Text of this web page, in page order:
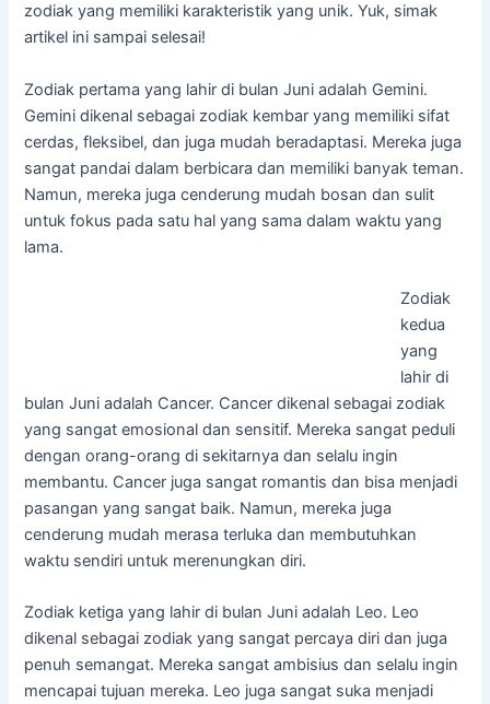
zodiak yang memiliki karakteristik yang unik. Yuk, simak
artikel ini sampai selesai!
Zodiak pertama yang lahir di bulan Juni adalah Gemini.
Gemini dikenal sebagai zodiak kembar yang memiliki sifat
cerdas, fleksibel, dan juga mudah beradaptasi. Mereka juga
sangat pandai dalam berbicara dan memiliki banyak teman.
Namun, mereka juga cenderung mudah bosan dan sulit
untuk fokus pada satu hal yang sama dalam waktu yang
lama.
Zodiak
kedua
yang
lahir di
bulan Juni adalah Cancer. Cancer dikenal sebagai zodiak
yang sangat emosional dan sensitif. Mereka sangat peduli
dengan orang-orang di sekitarnya dan selalu ingin
membantu. Cancer juga sangat romantis dan bisa menjadi
pasangan yang sangat baik. Namun, mereka juga
cenderung mudah merasa terluka dan membutuhkan
waktu sendiri untuk merenungkan diri.
Zodiak ketiga yang lahir di bulan Juni adalah Leo. Leo
dikenal sebagai zodiak yang sangat percaya diri dan juga
penuh semangat. Mereka sangat ambisius dan selalu ingin
mencapai tujuan mereka. Leo juga sangat suka menjadi